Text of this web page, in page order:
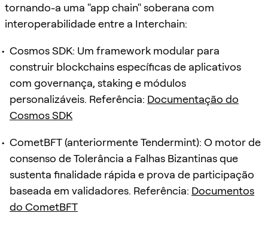
tornando-a uma "app chain" soberana com
interoperabilidade entre a Interchain:
Cosmos SDK: Um framework modular para
construir blockchains específicas de aplicativos
com governança, staking e módulos
personalizáveis. Referência: Documentação do
Cosmos SDK
CometBFT (anteriormente Tendermint): O motor de
consenso de Tolerância a Falhas Bizantinas que
sustenta finalidade rápida e prova de participação
baseada em validadores. Referência: Documentos
do CometBFT